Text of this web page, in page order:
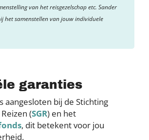
van het reisgezelschap etc. Sander
het samenstellen van jouw individuele
garanties
aangesloten bij de Stichting
(SGR) en het
, dit betekent voor jou